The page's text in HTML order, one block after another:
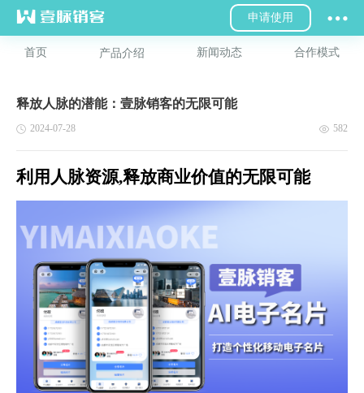
申请使用
首页 产品介绍 新闻动态 合作模式
释放人脉的潜能：壹脉销客的无限可能
2024-07-28 582
利用人脉资源,释放商业价值的无限可能